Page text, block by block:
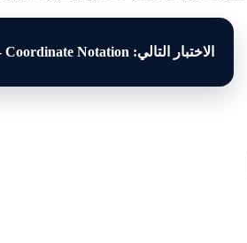
الاختبار التالي: Rotation Transformations - Coordinate Notation